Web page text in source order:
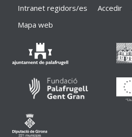
Intranet regidors/es
Accedir
Mapa web